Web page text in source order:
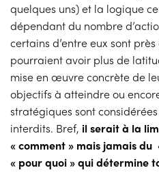
quelques uns) et la logique
dépendant du nombre
certains d’entre eux sont
pourraient avoir plus de
mise en œuvre concrète de
objectifs à atteindre ou
stratégiques sont
interdits. Bref, il serait à la
« comment » mais jamais du
« pour quoi » qui détermine